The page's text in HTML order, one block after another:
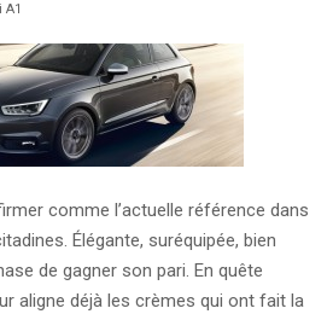
comme l’actuelle référence dans
Élégante, suréquipée, bien
de gagner son pari. En quête
aligne déjà les crèmes qui ont fait la